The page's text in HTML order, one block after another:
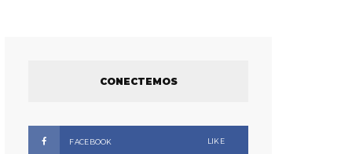
CONECTEMOS
FACEBOOK LIKE